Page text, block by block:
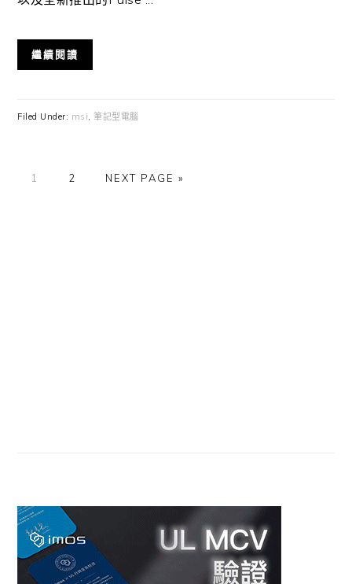
繼續閱讀
Filed Under: msi 筆記型電腦
GO
1
GO
2
GO
NEXT PAGE »